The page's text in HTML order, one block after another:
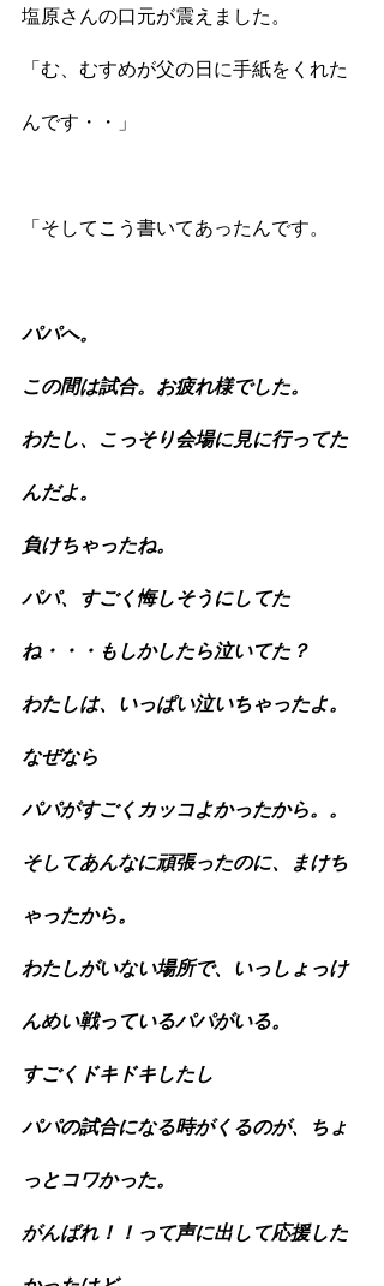
塩原さんの口元が震えました。
「む、むすめが父の日に手紙をくれた
んです・・」
「そしてこう書いてあったんです。
パパへ。
この間は試合。お疲れ様でした。
わたし、こっそり会場に見に行ってた
んだよ。
負けちゃったね。
パパ、すごく悔しそうにしてた
ね・・・もしかしたら泣いてた？
わたしは、いっぱい泣いちゃったよ。
なぜなら
パパがすごくカッコよかったから。。
そしてあんなに頑張ったのに、まけち
ゃったから。
わたしがいない場所で、いっしょっけ
んめい戦っているパパがいる。
すごくドキドキしたし
パパの試合になる時がくるのが、ちょ
っとコワかった。
がんばれ！！って声に出して応援した